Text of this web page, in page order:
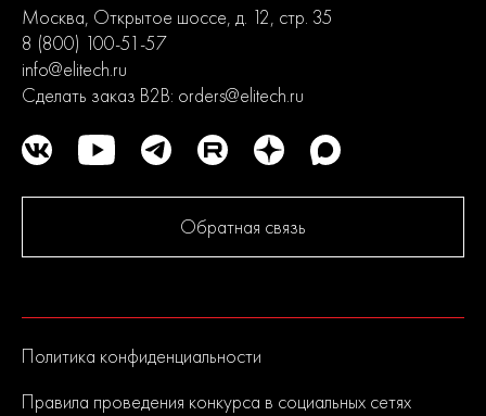
Москва, Открытое шоссе, д. 12, стр. 35
8 (800) 100-51-57
info@elitech.ru
Сделать заказ B2B: orders@elitech.ru
Обратная связь
Политика конфиденциальности
Правила проведения конкурса в социальных сетях